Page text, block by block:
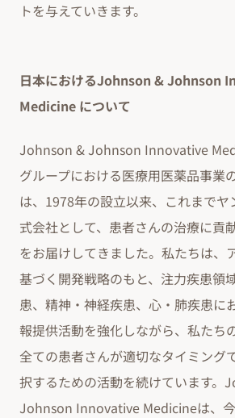
トを与えていきます。
日本におけるJohnson & Johnson
Medicine について
Johnson & Johnson Innovative
グループにおける医療用医薬品事業
は、1978年の設立以来、これまで
式会社として、患者さんの治療に貢
をお届けしてきました。私たちは、
基づく開発戦略のもと、注力疾患
患、精神・神経疾患、心・肺疾患に
報提供活動を強化しながら、私たち
全ての患者さんが適切なタイミング
択するための活動を続けています。
Johnson Innovative Medicineは、